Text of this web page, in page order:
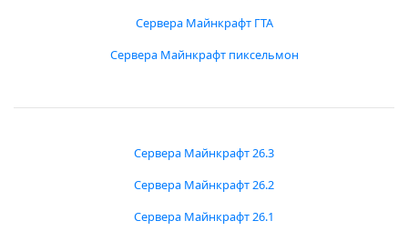
Сервера Майнкрафт ГТА
Сервера Майнкрафт пиксельмон
Сервера Майнкрафт 26.3
Сервера Майнкрафт 26.2
Сервера Майнкрафт 26.1